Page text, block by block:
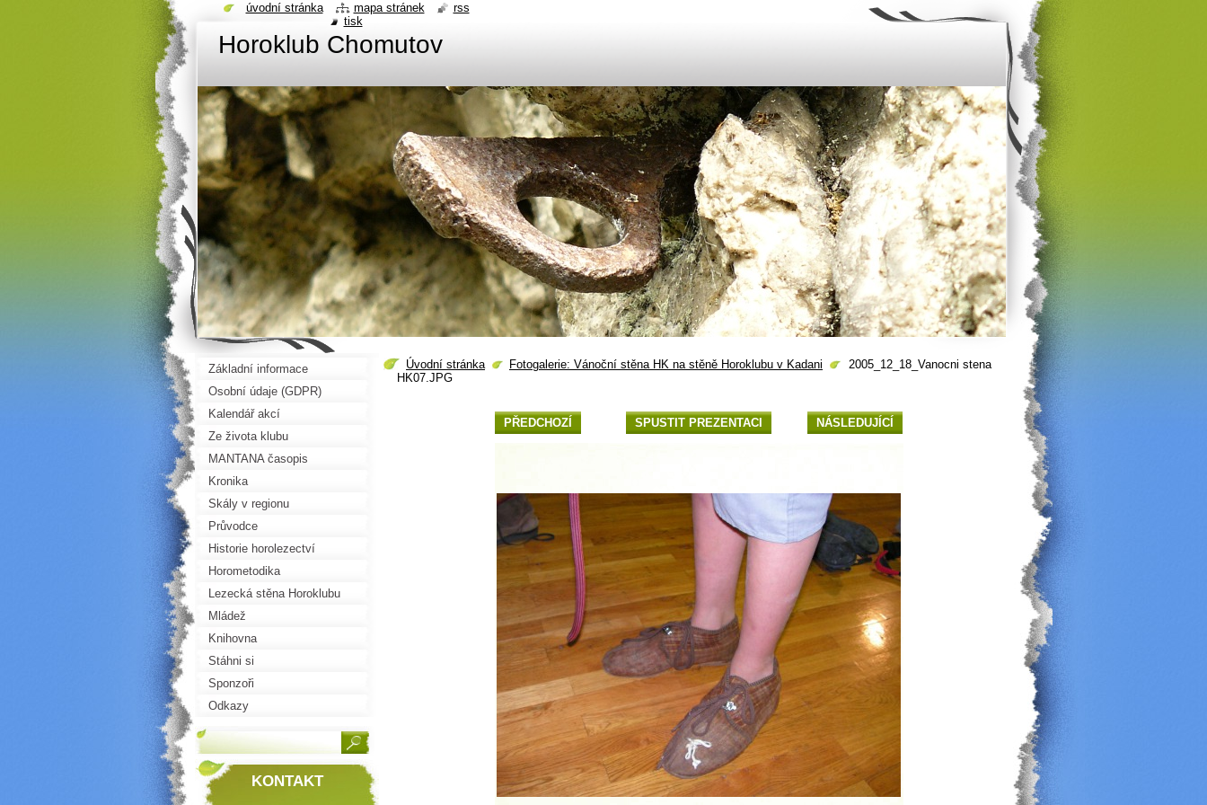
Horoklub Chomutov
Úvodní stránka Fotogalerie: Vánoční stěna HK na stěně Horoklubu v Kadani
2005_12_18_Vanocni stena
HK07.JPG
PŘEDCHOZÍ SPUSTIT PREZENTACI NÁSLEDUJÍCÍ
Základní informace
Osobní údaje (GDPR)
Kalendář akcí
Ze života klubu
MANTANA časopis
Kronika
Skály v regionu
Průvodce
Historie horolezectví
Horometodika
Lezecká stěna Horoklubu
Mládež
Knihovna
Stáhni si
Sponzoři
Odkazy
KONTAKT
úvodní stránka mapa stránek
rss
tisk